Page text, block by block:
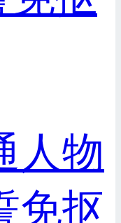
人物
免抠